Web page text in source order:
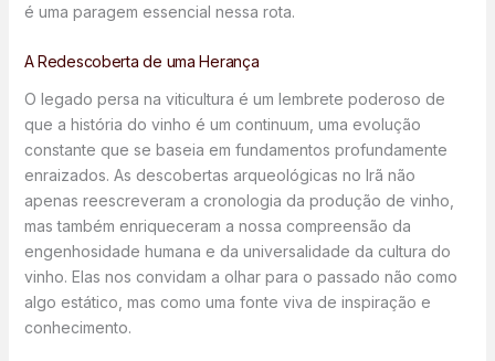
é uma paragem essencial nessa rota.
A Redescoberta de uma Herança
O legado persa na viticultura é um lembrete poderoso de
que a história do vinho é um continuum, uma evolução
constante que se baseia em fundamentos profundamente
enraizados. As descobertas arqueológicas no Irã não
apenas reescreveram a cronologia da produção de vinho,
mas também enriqueceram a nossa compreensão da
engenhosidade humana e da universalidade da cultura do
vinho. Elas nos convidam a olhar para o passado não como
algo estático, mas como uma fonte viva de inspiração e
conhecimento.